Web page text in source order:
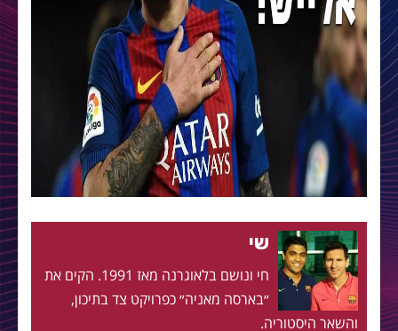
שי
חי ונושם בלאוגרנה מאז 1991. הקים את
״בארסה מאניה״ כפרויקט צד בתיכון,
והשאר היסטוריה.